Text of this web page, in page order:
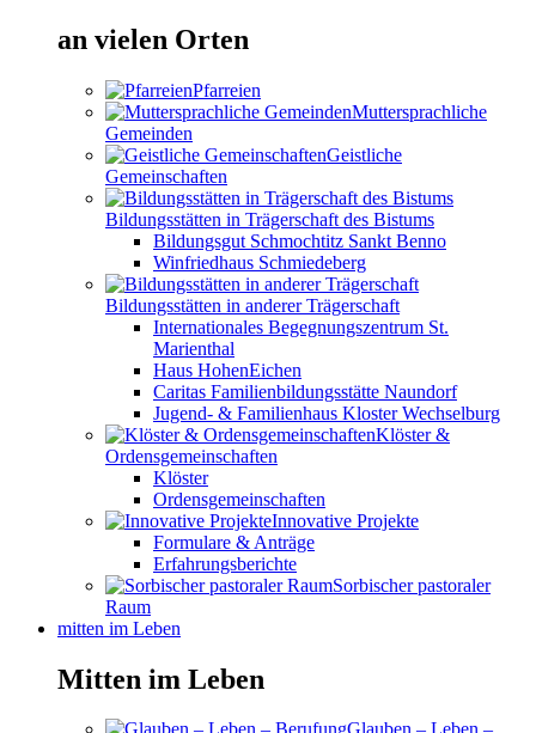
an vielen Orten
Pfarreien
Muttersprachliche
Gemeinden
Geistliche
Gemeinschaften
Bildungsstätten in Trägerschaft des Bistums
Bildungsgut Schmochtitz Sankt Benno
Winfriedhaus Schmiedeberg
Bildungsstätten in anderer Trägerschaft
Internationales Begegnungszentrum St.
Marienthal
Haus HohenEichen
Caritas Familienbildungsstätte Naundorf
Jugend- & Familienhaus Kloster Wechselburg
Klöster &
Ordensgemeinschaften
Klöster
Ordensgemeinschaften
Innovative Projekte
Formulare & Anträge
Erfahrungsberichte
Sorbischer pastoraler
Raum
mitten im Leben
Mitten im Leben